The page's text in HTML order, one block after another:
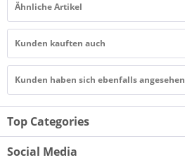
Ähnliche Artikel
Kunden kauften auch
Kunden haben sich ebenfalls angesehen
Top Categories
Social Media